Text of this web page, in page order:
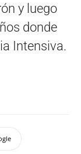
y luego
donde
Intensiva.